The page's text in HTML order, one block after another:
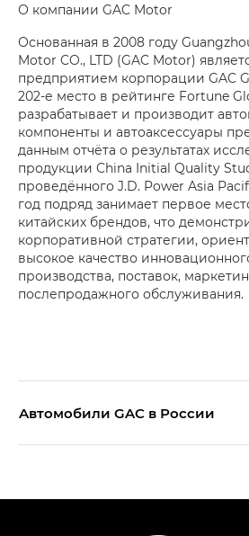
О компании GAC Motor
Основанная в 2008 году
Motor CO., LTD (GAC Motor)
предприятием корпорации GAC
202-е место в рейтинге Fortune
разрабатывает и производит
компоненты и автоаксессуары
данным отчёта о результатах
продукции China Initial Quality
проведённого J.D. Power Asia
год подряд занимает первое
китайских брендов, что
корпоративной стратегии,
высокое качество
производства, поставок,
послепродажного обслуживания.
Aвтомобили GAC в России
Эс Икс ПРЕМИУМ — SX